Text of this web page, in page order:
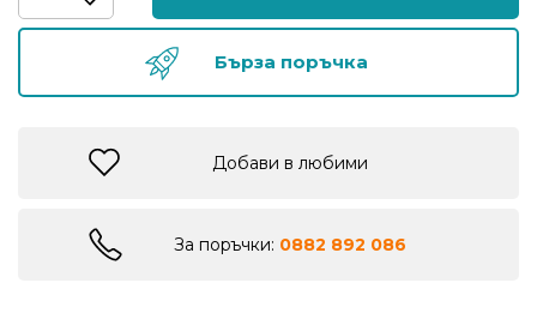
за
риболов
Къмпинг
Бърза поръчка
Добави в любими
За поръчки: 0882 892 086